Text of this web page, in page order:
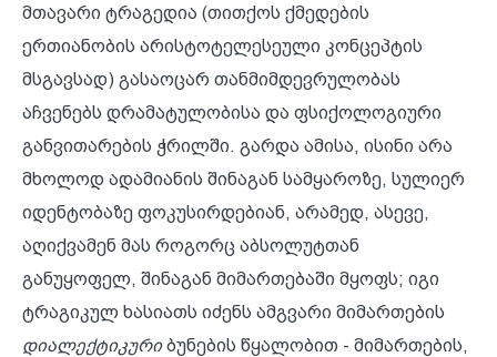
მთავარი ტრაგედია (თითქოს ქმედების
ერთიანობის არისტოტელესეული კონცეპტის
მსგავსად) გასაოცარ თანმიმდევრულობას
აჩვენებს დრამატულობისა და ფსიქოლოგიური
განვითარების ჭრილში. გარდა ამისა, ისინი არა
მხოლოდ ადამიანის შინაგან სამყაროზე, სულიერ
იდენტობაზე ფოკუსირდებიან, არამედ, ასევე,
აღიქვამენ მას როგორც აბსოლუტთან
განუყოფელ, შინაგან მიმართებაში მყოფს; იგი
ტრაგიკულ ხასიათს იძენს ამგვარი მიმართების
დიალექტიკურიბუნების წყალობით - მიმართების,